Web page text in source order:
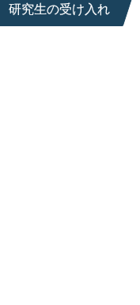
研究生の受け入れ